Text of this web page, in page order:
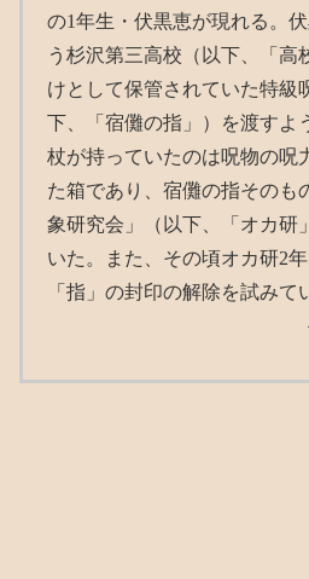
の1年生・伏黒恵が現れる。
う杉沢第三高校（以下、「高
けとして保管されていた特級
下、「宿儺の指」）を渡すよ
杖が持っていたのは呪物の呪
た箱であり、宿儺の指そのも
象研究会」（以下、「オカ研
いた。また、その頃オカ研2
「指」の封印の解除を試みて